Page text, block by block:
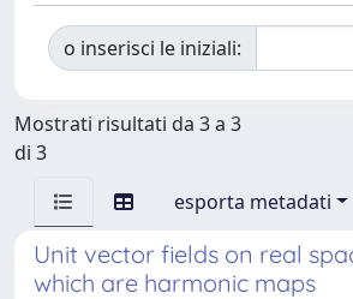
o inserisci le iniziali:
Mostrati risultati da 3 a 3
di 3
esporta metadati
Unit vector fields on real
which are harmonic maps